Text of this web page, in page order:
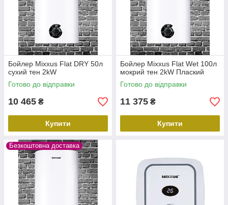
Бойлер Mixxus Flat DRY 50л
сухий тен 2kW
Готово до відправки
10 465 ₴
Купити
Бойлер Mixxus Flat Wet 100л
мокрий тен 2kW Плаский
Готово до відправки
11 375 ₴
Купити
Безкоштовна доставка